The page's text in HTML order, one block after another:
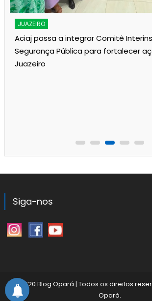
JUAZEIRO
Aciaj passa a integrar Comitê
Segurança Pública para fortalecer
Juazeiro
Siga-nos
©2020 Blog Opará | Todos os direitos
Opará.